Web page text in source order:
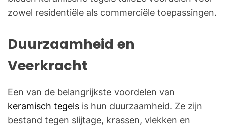
zowel residentiële als commerciële toepassingen.
Duurzaamheid en
Veerkracht
Een van de belangrijkste voordelen van
keramisch tegels is hun duurzaamheid. Ze zijn
bestand tegen slijtage, krassen, vlekken en